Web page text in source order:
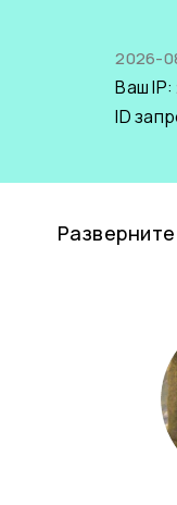
2026-
Ваш IP:
ID